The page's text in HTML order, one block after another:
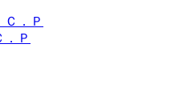
．Ｐ